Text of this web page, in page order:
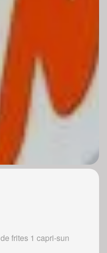
frites 1 capri-sun